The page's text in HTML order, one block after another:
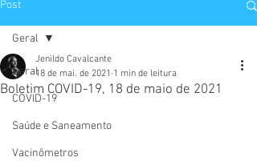
Post
Geral
COVID-19
Saúde e Saneamento
Vacinômetros
Geral
Boletim COVID-19, 18 de maio de 2021
Jenildo Cavalcante
18 de mai. de 2021 1 min de leitura